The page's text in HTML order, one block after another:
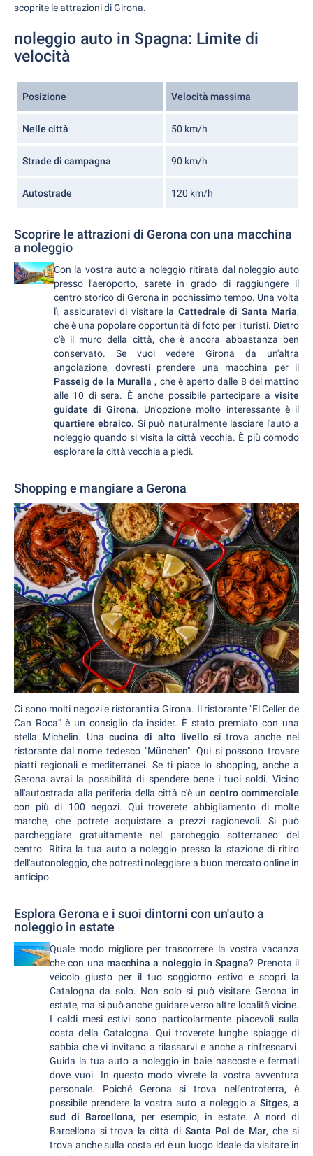
scoprite le attrazioni di Girona.
noleggio auto in Spagna: Limite di
velocità
Posizione Velocità massima
Nelle città 50 km/h
Strade di campagna 90 km/h
Autostrade 120 km/h
Scoprire le attrazioni di Gerona con una macchina
a noleggio
Con la vostra auto a noleggio ritirata dal noleggio auto
presso l'aeroporto, sarete in grado di raggiungere il
centro storico di Gerona in pochissimo tempo. Una volta
lì, assicuratevi di visitare la Cattedrale di Santa Maria,
che è una popolare opportunità di foto per i turisti. Dietro
c'è il muro della città, che è ancora abbastanza ben
conservato. Se vuoi vedere Girona da un'altra
angolazione, dovresti prendere una macchina per il
Passeig de la Muralla , che è aperto dalle 8 del mattino
alle 10 di sera. È anche possibile partecipare a visite
guidate di Girona. Un'opzione molto interessante è il
quartiere ebraico. Si può naturalmente lasciare l'auto a
noleggio quando si visita la città vecchia. È più comodo
esplorare la città vecchia a piedi.
Shopping e mangiare a Gerona
Ci sono molti negozi e ristoranti a Girona. Il ristorante "El Celler de
Can Roca" è un consiglio da insider. È stato premiato con una
stella Michelin. Unacucina di alto livellosi trova anche nel
ristorante dal nome tedesco "München". Qui si possono trovare
piatti regionali e mediterranei. Se ti piace lo shopping, anche a
Gerona avrai la possibilità di spendere bene i tuoi soldi. Vicino
all'autostrada alla periferia della città c'è un centro commerciale
con più di 100 negozi. Qui troverete abbigliamento di molte
marche, che potrete acquistare a prezzi ragionevoli. Si può
parcheggiare gratuitamente nel parcheggio sotterraneo del
centro. Ritira la tua auto a noleggio presso la stazione di ritiro
dell'autonoleggio, che potresti noleggiare a buon mercato online in
anticipo.
Esplora Gerona e i suoi dintorni con un'auto a
noleggio in estate
Quale modo migliore per trascorrere la vostra vacanza
che con una macchina a noleggio in Spagna? Prenota il
veicolo giusto per il tuo soggiorno estivo e scopri la
Catalogna da solo. Non solo si può visitare Gerona in
estate, ma si può anche guidare verso altre località vicine.
I caldi mesi estivi sono particolarmente piacevoli sulla
costa della Catalogna. Qui troverete lunghe spiagge di
sabbia che vi invitano a rilassarvi e anche a rinfrescarvi.
Guida la tua auto a noleggio in baie nascoste e fermati
dove vuoi. In questo modo vivrete la vostra avventura
personale. Poiché Gerona si trova nell'entroterra, è
possibile prendere la vostra auto a noleggio a Sitges, a
sud di Barcellona, per esempio, in estate. A nord di
Barcellona si trova la città di Santa Pol de Mar, che si
trova anche sulla costa ed è un luogo ideale da visitare in